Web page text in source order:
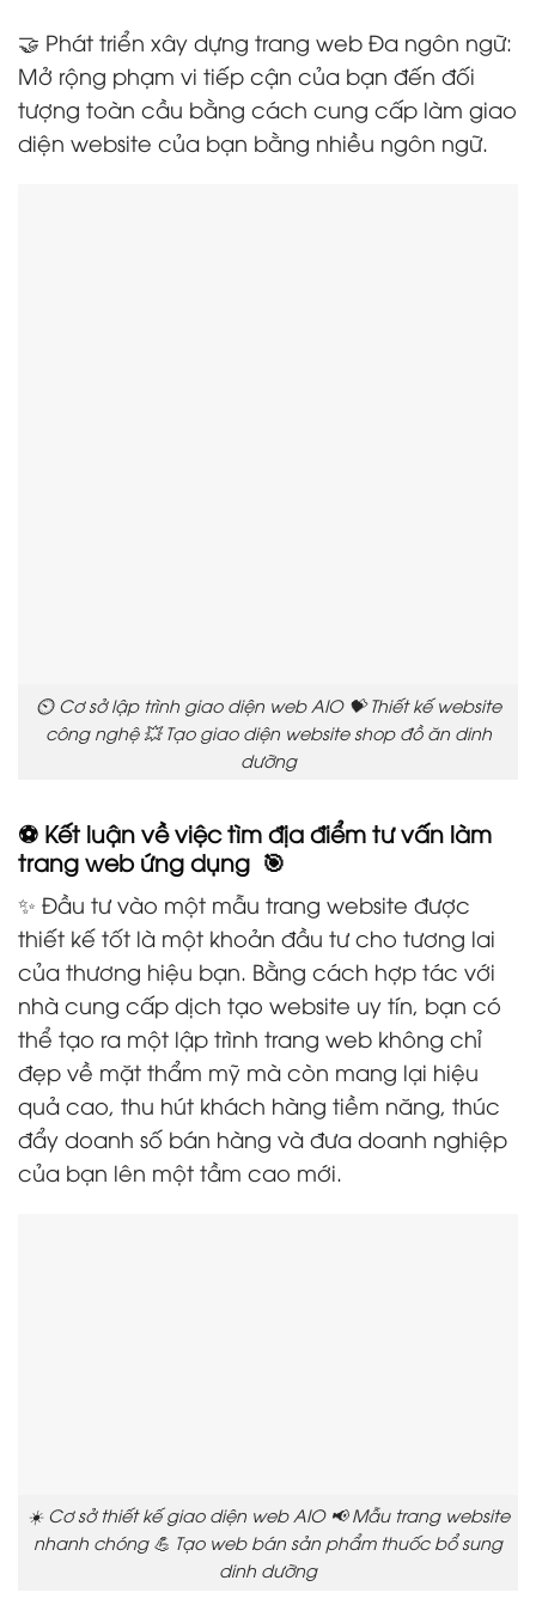
🤝 Phát triển xây dựng trang web Đa ngôn ngữ:
Mở rộng phạm vi tiếp cận của bạn đến đối
tượng toàn cầu bằng cách cung cấp làm giao
diện website của bạn bằng nhiều ngôn ngữ.
⏲️ Cơ sở lập trình giao diện web AIO 💝 Thiết kế website
công nghệ 💥 Tạo giao diện website shop đồ ăn dinh
dưỡng
⚽ Kết luận về việc tìm địa điểm tư vấn làm
trang web ứng dụng 🎯
✨ Đầu tư vào một mẫu trang website được
thiết kế tốt là một khoản đầu tư cho tương lai
của thương hiệu bạn. Bằng cách hợp tác với
nhà cung cấp dịch tạo website uy tín, bạn có
thể tạo ra một lập trình trang web không chỉ
đẹp về mặt thẩm mỹ mà còn mang lại hiệu
quả cao, thu hút khách hàng tiềm năng, thúc
đẩy doanh số bán hàng và đưa doanh nghiệp
của bạn lên một tầm cao mới.
☀️ Cơ sở thiết kế giao diện web AIO 📢 Mẫu trang website
nhanh chóng 💪 Tạo web bán sản phẩm thuốc bổ sung
dinh dưỡng